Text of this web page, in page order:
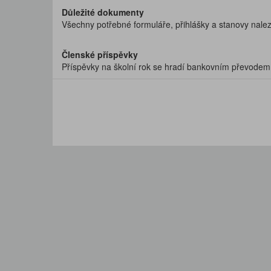
Důležité dokumenty
Všechny potřebné formuláře, přihlášky a stanovy
Členské příspěvky
Příspěvky na školní rok se hradí bankovním